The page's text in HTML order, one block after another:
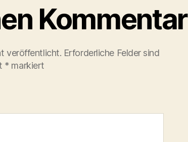
Kommentar
veröffentlicht. Erforderliche Felder sind
* markiert